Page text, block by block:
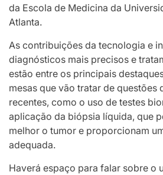
da Escola de Medicina da
Atlanta.
As contribuições da tecnologia e
diagnósticos mais precisos e
estão entre os principais
mesas que vão tratar de questões
recentes, como o uso de testes
aplicação da biópsia líquida, que
melhor o tumor e proporcionam
adequada.
Haverá espaço para falar sobre o